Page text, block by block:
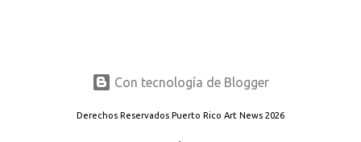
Con tecnología de Blogger
Derechos Reservados Puerto Rico Art News 2026